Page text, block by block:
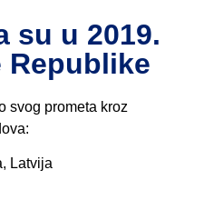
su u 2019.
Republike
svog prometa kroz
Latvija